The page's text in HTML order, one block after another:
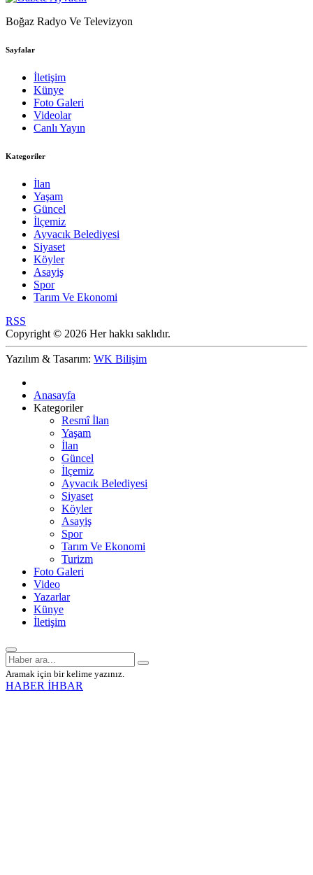
Boğaz Radyo Ve Televizyon
Sayfalar
İletişim
Künye
Foto Galeri
Videolar
Canlı Yayın
Kategoriler
İlan
Yaşam
Güncel
İlçemiz
Ayvacık Belediyesi
Siyaset
Köyler
Asayiş
Spor
Tarım Ve Ekonomi
RSS
Copyright © 2026 Her hakkı saklıdır.
Yazılım & Tasarım: WK Bilişim
Anasayfa
Kategoriler
Resmî İlan
Yaşam
İlan
Güncel
İlçemiz
Ayvacık Belediyesi
Siyaset
Köyler
Asayiş
Spor
Tarım Ve Ekonomi
Turizm
Foto Galeri
Video
Yazarlar
Künye
İletişim
Aramak için bir kelime yazınız.
HABER İHBAR